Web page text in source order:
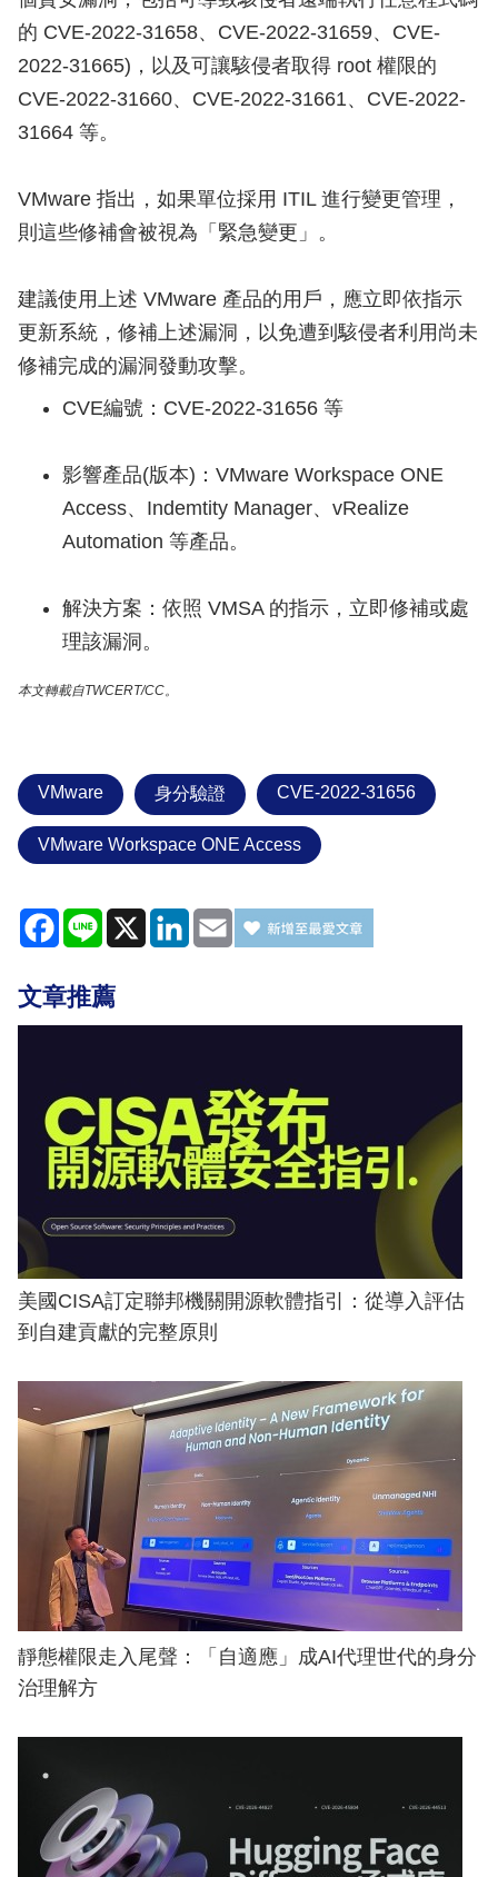
的 CVE-2022-31658、CVE-2022-31659、CVE-
2022-31665)，以及可讓駭侵者取得 root 權限的
CVE-2022-31660、CVE-2022-31661、CVE-2022-
31664 等。
VMware 指出，如果單位採用 ITIL 進行變更管理，
則這些修補會被視為「緊急變更」。
建議使用上述 VMware 產品的用戶，應立即依指示
更新系統，修補上述漏洞，以免遭到駭侵者利用尚未
修補完成的漏洞發動攻擊。
CVE編號：CVE-2022-31656 等
影響產品(版本)：VMware Workspace ONE
Access、Indemtity Manager、vRealize
Automation 等產品。
解決方案：依照 VMSA 的指示，立即修補或處
理該漏洞。
本文轉載自TWCERT/CC。
VMware 身分驗證 CVE-2022-31656
VMware Workspace ONE Access
Facebook
Line X LinkedIn
Email
文章推薦
美國CISA訂定聯邦機關開源軟體指引：從導入評估
到自建貢獻的完整原則
靜態權限走入尾聲：「自適應」成AI代理世代的身分
治理解方